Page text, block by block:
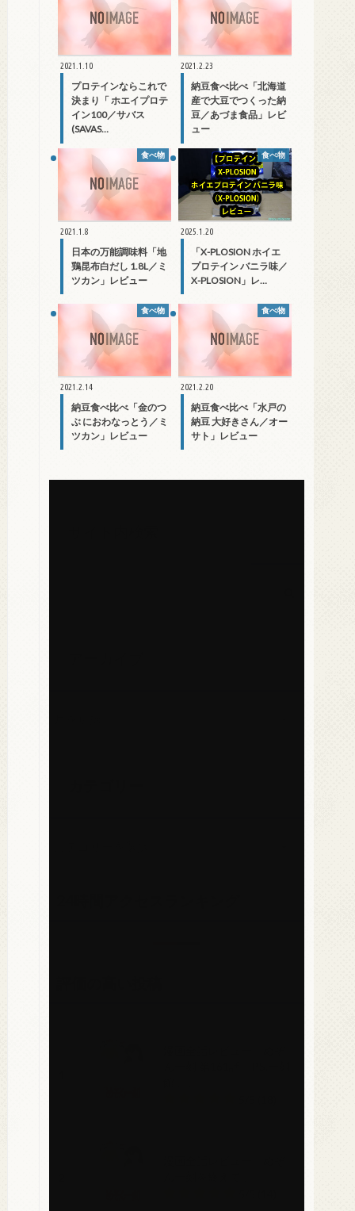
2021.1.10
プロテインならこれで
決まり「 ホエイプロテ
イン100／サバス
(SAVAS…
2021.2.23
納豆食べ比べ「北海道
産で大豆でつくった納
豆／あづま食品」レビ
ュー
食べ物
2021.1.8
日本の万能調味料「地
鶏昆布白だし 1.8L／ミ
ツカン」レビュー
食べ物
2025.1.20
「X-PLOSION ホイエ
プロテイン バニラ味／
X-PLOSION」レ…
食べ物
2021.2.14
納豆食べ比べ「金のつ
ぶ におわなっとう／ミ
ツカン」レビュー
食べ物
2021.2.20
納豆食べ比べ「水戸の
納豆 大好きさん／オー
サト」レビュー